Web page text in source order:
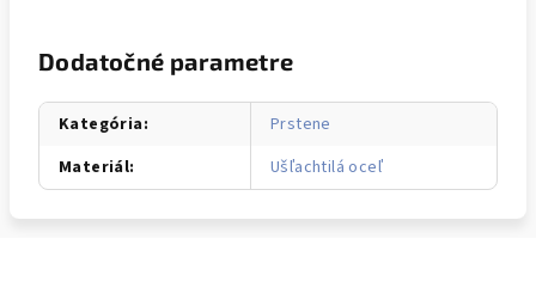
Dodatočné parametre
Kategória:
Prstene
Materiál: Ušľachtilá oceľ